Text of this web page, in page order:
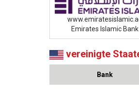
Emirates Islamic Bank
vereinigte
Bank